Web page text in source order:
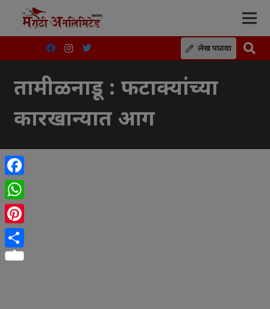
लेख पाठवा
तामीळनाडू : फटाक्यांच्या
कारखान्यात आग
Facebook
WhatsApp
Pinterest
Share